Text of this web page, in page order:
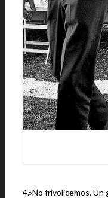
4.»No frivolicemos. Un